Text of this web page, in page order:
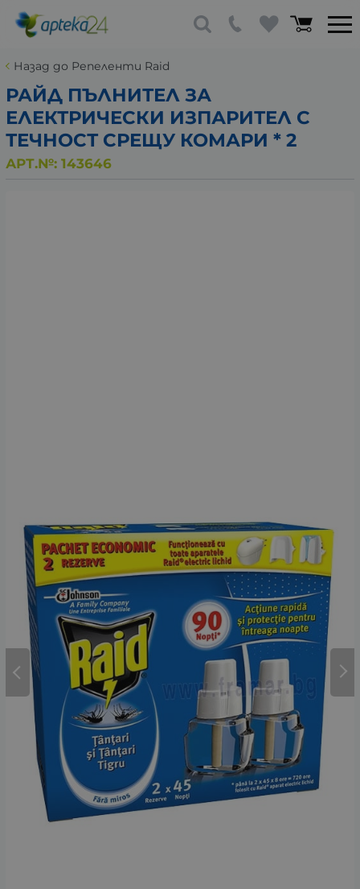
Назад до Репеленти Raid
РАЙД ПЪЛНИТЕЛ ЗА
ЕЛЕКТРИЧЕСКИ ИЗПАРИТЕЛ С
ТЕЧНОСТ СРЕЩУ КОМАРИ * 2
АРТ.№: 143646